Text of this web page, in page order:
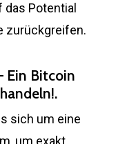
das Potential
zurückgreifen.
Ein Bitcoin
sich um eine
um exakt